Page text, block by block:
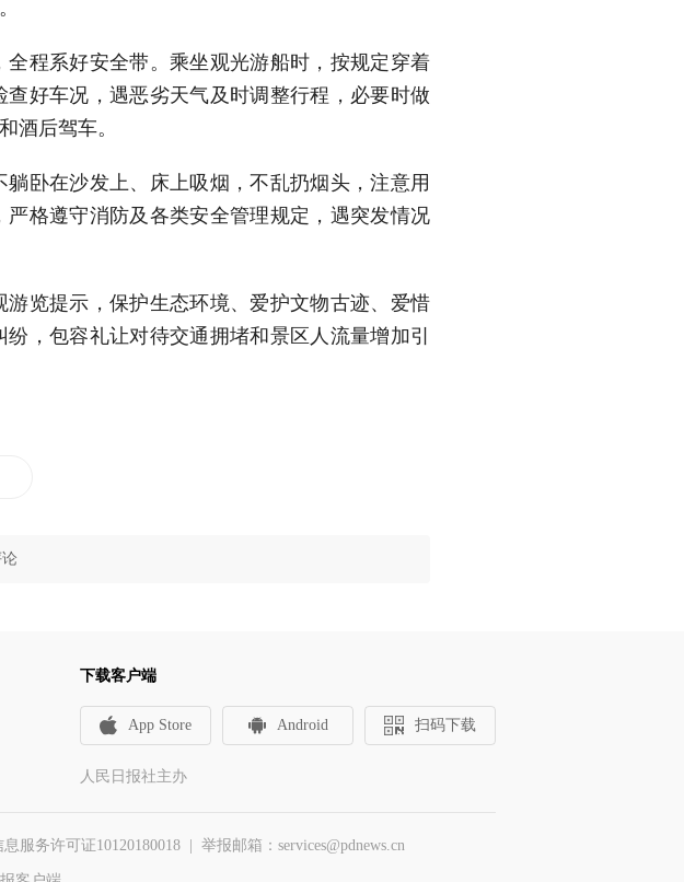
程系好安全带。乘坐观光游船时，按规定穿着
好车况，遇恶劣天气及时调整行程，必要时做
酒后驾车。
卧在沙发上、床上吸烟，不乱扔烟头，注意用
格遵守消防及各类安全管理规定，遇突发情况
览提示，保护生态环境、爱护文物古迹、爱惜
，包容礼让对待交通拥堵和景区人流量增加引
下载客户端
App Store Android 扫码下载
人民日报社主办
服务许可证10120180018 | 举报邮箱：services@pdnews.cn